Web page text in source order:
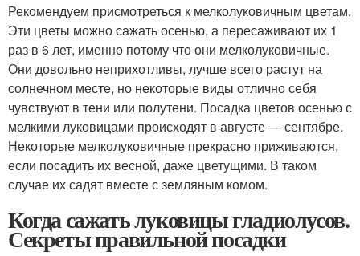
Рекомендуем присмотреться к мелколуковичным цветам.
Эти цветы можно сажать осенью, а пересаживают их 1
раз в 6 лет, именно потому что они мелколуковичные.
Они довольно неприхотливы, лучше всего растут на
солнечном месте, но некоторые виды отлично себя
чувствуют в тени или полутени. Посадка цветов осенью с
мелкими луковицами происходят в августе — сентябре.
Некоторые мелколуковичные прекрасно приживаются,
если посадить их весной, даже цветущими. В таком
случае их садят вместе с земляным комом.
Когда сажать луковицы гладиолусов.
Секреты правильной посадки